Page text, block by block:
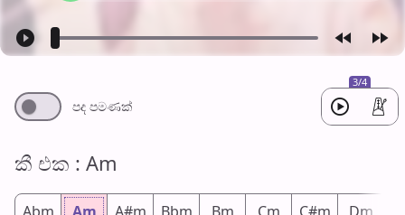
3/4
පද පමණ​ක්
කී එ​ක : Am